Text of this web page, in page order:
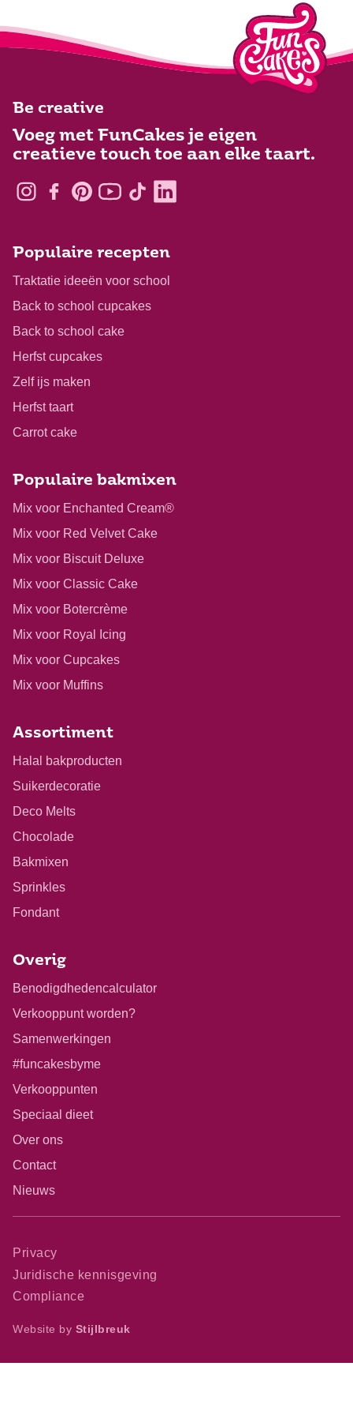
Be creative
Voeg met FunCakes je eigen
creatieve touch toe aan elke taart.
Populaire recepten
Traktatie ideeën voor school
Back to school cupcakes
Back to school cake
Herfst cupcakes
Zelf ijs maken
Herfst taart
Carrot cake
Populaire bakmixen
Mix voor Enchanted Cream®
Mix voor Red Velvet Cake
Mix voor Biscuit Deluxe
Mix voor Classic Cake
Mix voor Botercrème
Mix voor Royal Icing
Mix voor Cupcakes
Mix voor Muffins
Assortiment
Halal bakproducten
Suikerdecoratie
Deco Melts
Chocolade
Bakmixen
Sprinkles
Fondant
Overig
Benodigdhedencalculator
Verkooppunt worden?
Samenwerkingen
#funcakesbyme
Verkooppunten
Speciaal dieet
Over ons
Contact
Nieuws
Privacy
Juridische kennisgeving
Compliance
Website by Stijlbreuk